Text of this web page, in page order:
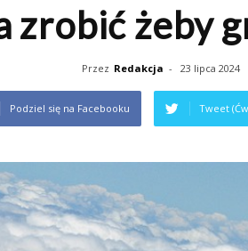
zrobić żeby
Przez Redakcja - 23 lipca 2024
Podziel się na Facebooku Tweet